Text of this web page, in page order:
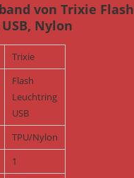
von Trixie Flash
Nylon
Trixie
Flash
Leuchtring
USB
TPU/Nylon
1